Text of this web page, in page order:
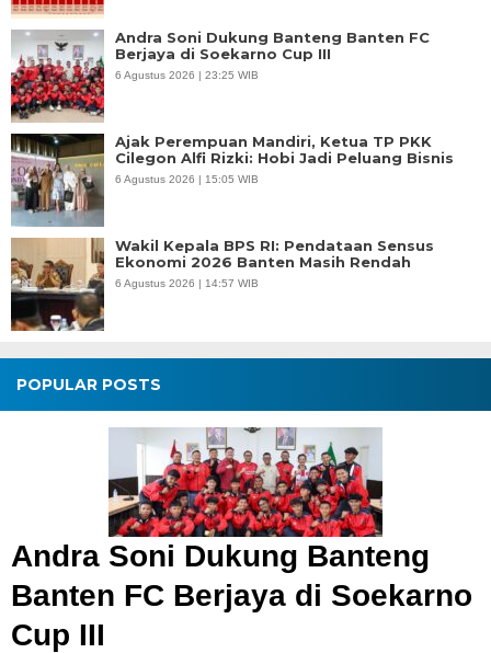
Andra Soni Dukung Banteng Banten FC
Berjaya di Soekarno Cup III
6 Agustus 2026 | 23:25 WIB
Ajak Perempuan Mandiri, Ketua TP PKK
Cilegon Alfi Rizki: Hobi Jadi Peluang Bisnis
6 Agustus 2026 | 15:05 WIB
Wakil Kepala BPS RI: Pendataan Sensus
Ekonomi 2026 Banten Masih Rendah
6 Agustus 2026 | 14:57 WIB
POPULAR POSTS
Andra Soni Dukung Banteng
Banten FC Berjaya di Soekarno
Cup III